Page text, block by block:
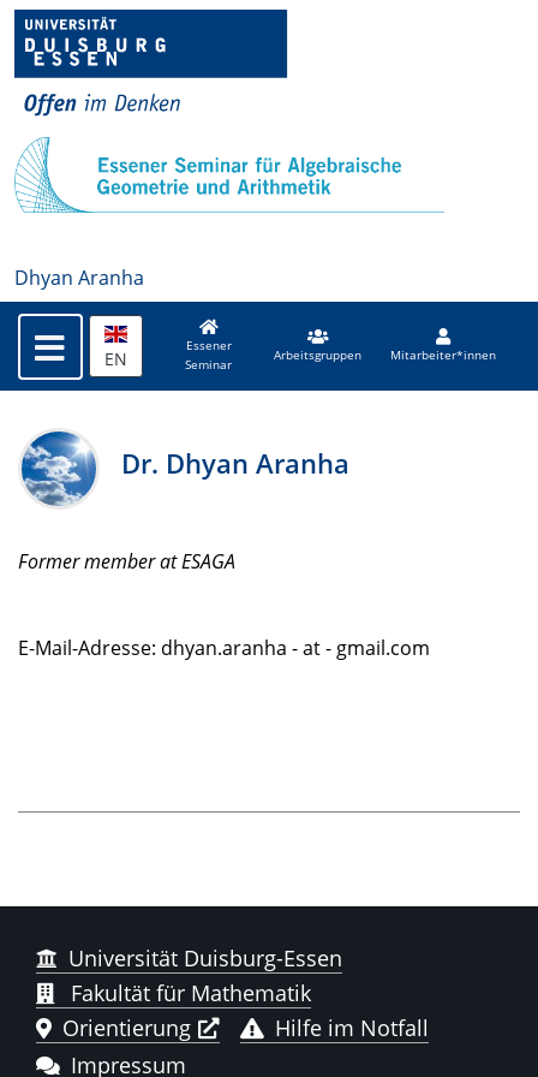
Dhyan Aranha
EN
Essener
Seminar
Arbeitsgruppen Mitarbeiter*innen
Dr. Dhyan Aranha
Former member at ESAGA
E-Mail-Adresse: dhyan.aranha - at - gmail.com
Universität Duisburg-Essen
Fakultät für Mathematik
Orientierung
Hilfe im Notfall
Impressum